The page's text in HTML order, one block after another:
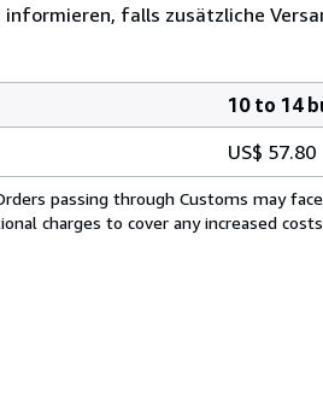
falls zusätzliche
10 to 14
US$ 57.80
passing through Customs may
charges to cover any increased